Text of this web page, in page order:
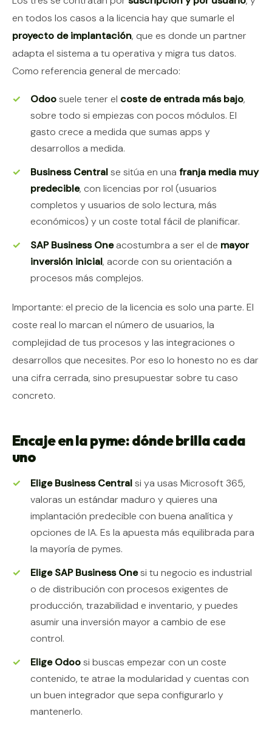
en todos los casos a la licencia hay que sumarle el
proyecto de implantación, que es donde un partner
adapta el sistema a tu operativa y migra tus datos.
Como referencia general de mercado:
Odoosuele tener el coste de entrada más bajo,
sobre todo si empiezas con pocos módulos. El
gasto crece a medida que sumas apps y
desarrollos a medida.
Business Centralse sitúa en una franja media muy
predecible, con licencias por rol (usuarios
completos y usuarios de solo lectura, más
económicos) y un coste total fácil de planificar.
SAP Business Oneacostumbra a ser el de mayor
inversión inicial, acorde con su orientación a
procesos más complejos.
Importante: el precio de la licencia es solo una parte. El
coste real lo marcan el número de usuarios, la
complejidad de tus procesos y las integraciones o
desarrollos que necesites. Por eso lo honesto no es dar
una cifra cerrada, sino presupuestar sobre tu caso
concreto.
Encaje en la pyme: dónde brilla cada
uno
Elige Business Centralsi ya usas Microsoft 365,
valoras un estándar maduro y quieres una
implantación predecible con buena analítica y
opciones de IA. Es la apuesta más equilibrada para
la mayoría de pymes.
Elige SAP Business Onesi tu negocio es industrial
o de distribución con procesos exigentes de
producción, trazabilidad e inventario, y puedes
asumir una inversión mayor a cambio de ese
control.
Elige Odoosi buscas empezar con un coste
contenido, te atrae la modularidad y cuentas con
un buen integrador que sepa configurarlo y
mantenerlo.